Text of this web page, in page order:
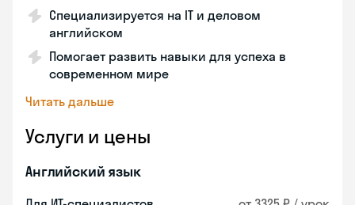
Специализируется на IT и деловом
английском
Помогает развить навыки для успеха в
современном мире
Читать дальше
Услуги и цены
Английский язык